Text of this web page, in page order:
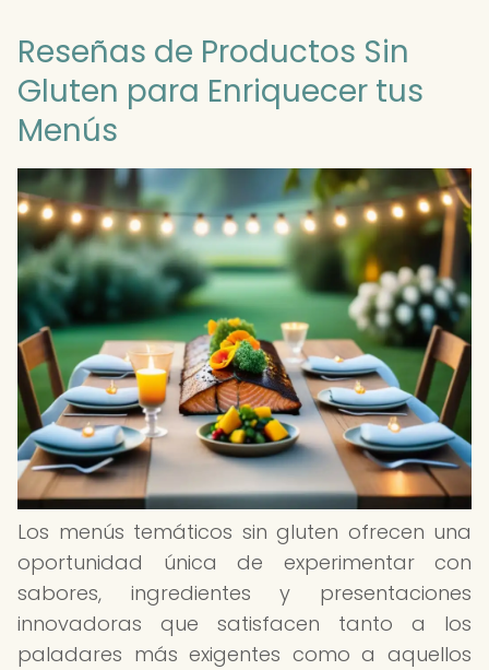
Reseñas de Productos Sin
Gluten para Enriquecer tus
Menús
Los menús temáticos sin gluten ofrecen una
oportunidad única de experimentar con
sabores, ingredientes y presentaciones
innovadoras que satisfacen tanto a los
paladares más exigentes como a aquellos